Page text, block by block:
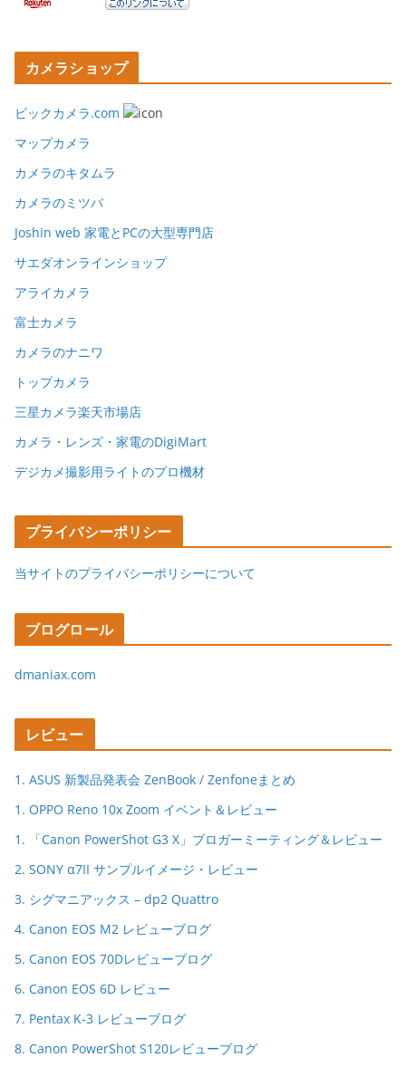
カメラショップ
ビックカメラ.com
マップカメラ
カメラのキタムラ
カメラのミツバ
Joshin web 家電とPCの大型専門店
サエダオンラインショップ
アライカメラ
富士カメラ
カメラのナニワ
トップカメラ
三星カメラ楽天市場店
カメラ・レンズ・家電のDigiMart
デジカメ撮影用ライトのプロ機材
プライバシーポリシー
当サイトのプライバシーポリシーについて
ブログロール
dmaniax.com
レビュー
1. ASUS 新製品発表会 ZenBook / Zenfoneまとめ
1. OPPO Reno 10x Zoom イベント＆レビュー
1. 「Canon PowerShot G3 X」ブロガーミーティング＆レビュー
2. SONY α7II サンプルイメージ・レビュー
3. シグマニアックス – dp2 Quattro
4. Canon EOS M2 レビューブログ
5. Canon EOS 70Dレビューブログ
6. Canon EOS 6D レビュー
7. Pentax K-3 レビューブログ
8. Canon PowerShot S120レビューブログ